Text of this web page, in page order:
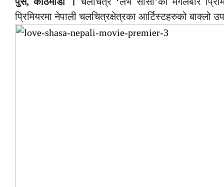
प्रिमियरमा नेपाली चलचित्रक्षेत्रका आर्टिस्टहरुको बाक्लो